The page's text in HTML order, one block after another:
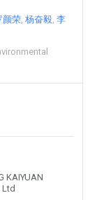
颜荣 杨奋毅 李
KAIYUAN
Ltd